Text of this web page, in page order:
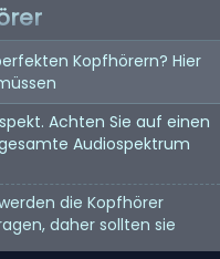
Kopfhörern? Hier
Achten Sie auf einen
Audiospektrum
die Kopfhörer
daher sollten sie